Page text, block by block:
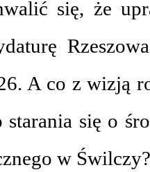
się, że
A co z wizją
się o
w Świlczy?